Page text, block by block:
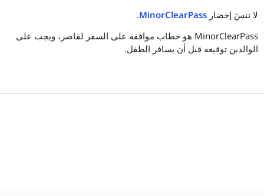
لا تنسَ إحضار MinorClearPass
.
MinorClearPass هو خطاب موافقة على السفر لقاصر، ويجب على
الوالدين توقيعه قبل أن يسافر الطفل.